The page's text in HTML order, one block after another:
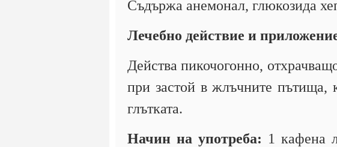
Съдържа анемонал, глюкозида
Лечебно действие и
Действа пикочогонно,
при застой в жлъчните пътища,
глътката.
Начин на употреба: 1 кафена